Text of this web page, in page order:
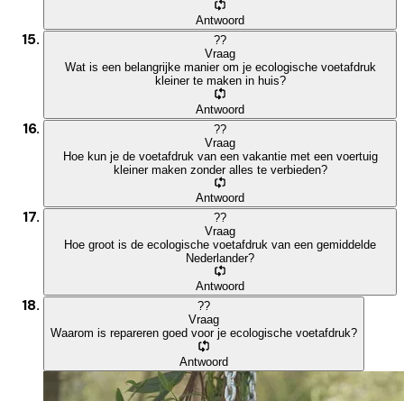
Antwoord
??
Vraag
Wat is een belangrijke manier om je ecologische voetafdruk
kleiner te maken in huis?
Antwoord
??
Vraag
Hoe kun je de voetafdruk van een vakantie met een voertuig
kleiner maken zonder alles te verbieden?
Antwoord
??
Vraag
Hoe groot is de ecologische voetafdruk van een gemiddelde
Nederlander?
Antwoord
??
Vraag
Waarom is repareren goed voor je ecologische voetafdruk?
Antwoord